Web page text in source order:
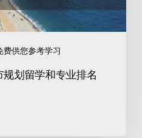
供您参考学习
划留学和专业排名